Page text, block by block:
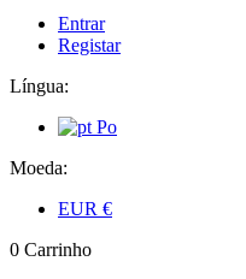
Entrar
Registar
Língua:
Po
Moeda:
EUR €
0 Carrinho